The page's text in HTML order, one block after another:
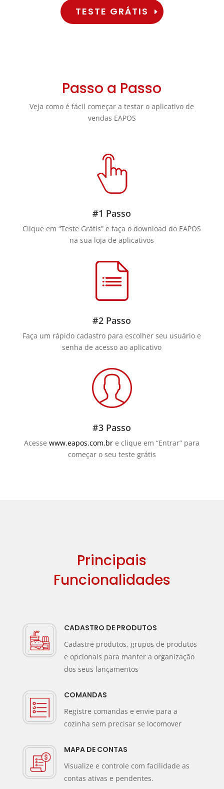
TESTE GRÁTIS
Passo a Passo
Veja como é fácil começar a testar o aplicativo de
vendas EAPOS
#1 Passo
Clique em “Teste Grátis” e faça o download do EAPOS
na sua loja de aplicativos
#2 Passo
Faça um rápido cadastro para escolher seu usuário e
senha de acesso ao aplicativo
#3 Passo
Acessewww.eapos.com.bre clique em “Entrar” para
começar o seu teste grátis
Principais
Funcionalidades
CADASTRO DE PRODUTOS
Cadastre produtos, grupos de produtos
e opcionais para manter a organização
dos seus lançamentos
COMANDAS
Registre comandas e envie para a
cozinha sem precisar se locomover
MAPA DE CONTAS
Visualize e controle com facilidade as
contas ativas e pendentes.